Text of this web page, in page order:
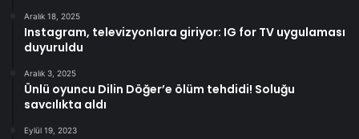
Aralık 18, 2025
Instagram, televizyonlara giriyor: IG for TV uygulaması
duyuruldu
Aralık 3, 2025
Ünlü oyuncu Dilin Döğer’e ölüm tehdidi! Soluğu
savcılıkta aldı
Eylül 19, 2023